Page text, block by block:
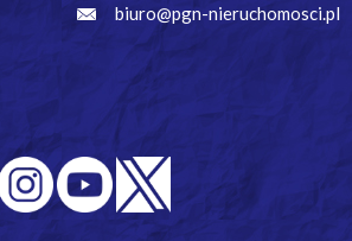
biuro@pgn-nieruchomosci.pl